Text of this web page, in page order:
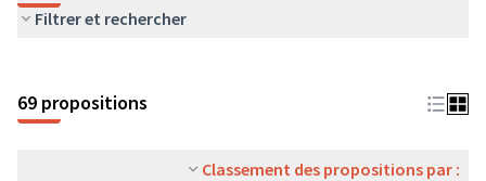
Filtrer et rechercher
69 propositions
Classement des propositions par :